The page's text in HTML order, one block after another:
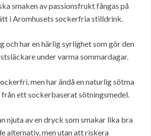
smaken av passionsfrukt fångas på
i Aromhusets sockerfria stilldrink.
och har en härlig syrlighet som gör den
under varma sommardagar.
men har ändå en naturlig sötma
ett sockerbaserat sötningsmedel.
njuta av en dryck som smakar lika bra
alternativ, men utan att riskera